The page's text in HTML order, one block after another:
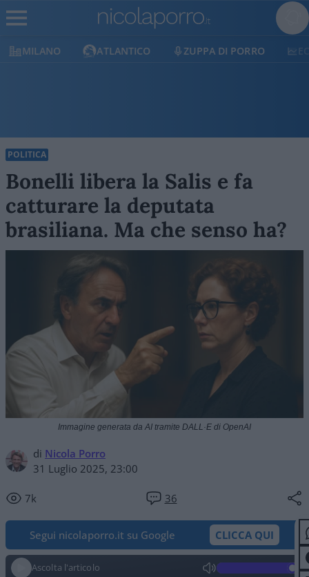
MILANO ATLANTICO ZUPPA DI PORRO
POLITICA
Bonelli libera la Salis e fa
catturare la deputata
brasiliana. Ma che senso ha?
di Nicola Porro
31 Luglio 2025, 23:00
7k 36
Immagine generata da AI tramite DALL·E di OpenAI
Segui nicolaporro.it su Google CLICCA QUI
Ascolta l'articolo